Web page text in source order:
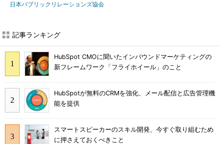
日本パブリックリレーションズ協会
記事ランキング
HubSpot CMOに聞いたインバウンドマーケティングの
新フレームワーク「フライホイール」のこと
HubSpotが無料のCRMを強化、メール配信と広告管理機
能を提供
スマートスピーカーのスキル開発、今すぐ取り組むため
に押さえておくべきこと